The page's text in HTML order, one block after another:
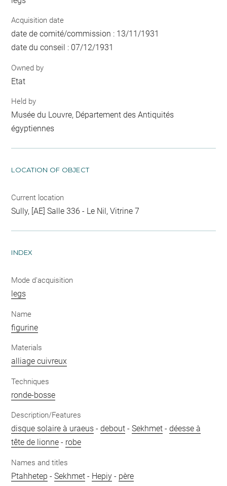
Acquisition date
date de comité/commission : 13/11/1931
date du conseil : 07/12/1931
Owned by
Etat
Held by
Musée du Louvre, Département des Antiquités
égyptiennes
LOCATION OF OBJECT
Current location
Sully, [AE] Salle 336 - Le Nil, Vitrine 7
INDEX
Mode d'acquisition
legs
Name
figurine
Materials
alliage cuivreux
Techniques
ronde-bosse
Description/Features
disque solaire à uraeus -debout -Sekhmet -déesse à
tête de lionne - robe
Names and titles
Ptahhetep -Sekhmet - Hepiy - père